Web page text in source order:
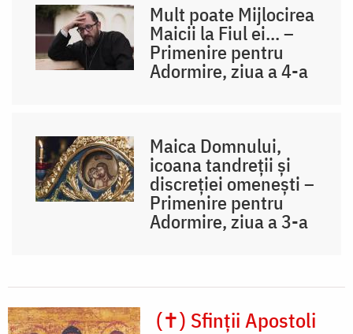
Mult poate Mijlocirea
Maicii la Fiul ei... –
Primenire pentru
Adormire, ziua a 4-a
Maica Domnului,
icoana tandreții și
discreției omenești –
Primenire pentru
Adormire, ziua a 3-a
(✝) Sfinții Apostoli